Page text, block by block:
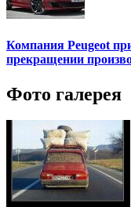
Компания Peugeot
прекращении
Фото галерея